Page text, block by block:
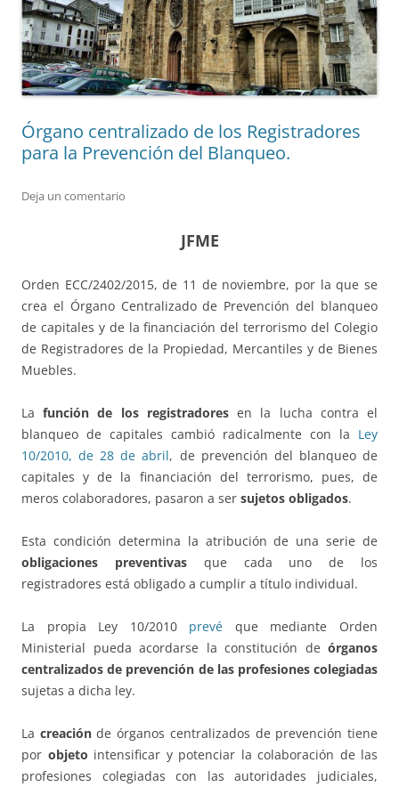
Órgano centralizado de los Registradores
para la Prevención del Blanqueo.
Deja un comentario
JFME
Orden ECC/2402/2015, de 11 de noviembre, por la que se
crea el Órgano Centralizado de Prevención del blanqueo
de capitales y de la financiación del terrorismo del Colegio
de Registradores de la Propiedad, Mercantiles y de Bienes
Muebles.
Lafunción de los registradoresen la lucha contra el
blanqueo de capitales cambió radicalmente con la Ley
10/2010, de 28 de abril, de prevención del blanqueo de
capitales y de la financiación del terrorismo, pues, de
meros colaboradores, pasaron a ser sujetos obligados.
Esta condición determina la atribución de una serie de
obligaciones preventivasque cada uno de los
registradores está obligado a cumplir a título individual.
La propia Ley 10/2010 prevé que mediante Orden
Ministerial pueda acordarse la constitución de órganos
centralizados de prevención de las profesiones colegiadas
sujetas a dicha ley.
La creaciónde órganos centralizados de prevención tiene
por objeto intensificar y potenciar la colaboración de las
profesiones colegiadas con las autoridades judiciales,